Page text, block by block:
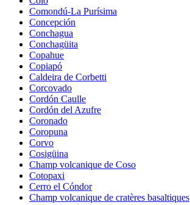
Comondú-La Purísima
Concepción
Conchagua
Conchagüita
Copahue
Copiapó
Caldeira de Corbetti
Corcovado
Cordón Caulle
Cordón del Azufre
Coronado
Coropuna
Corvo
Cosigüina
Champ volcanique de Coso
Cotopaxi
Cerro el Cóndor
Champ volcanique de cratères basaltiques